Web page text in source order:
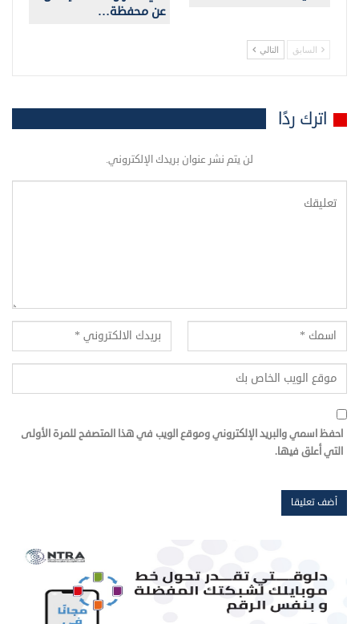
عن محفظة…
السابق التالي
اترك ردًا
لن يتم نشر عنوان بريدك الإلكتروني.
احفظ اسمي والبريد الإلكتروني وموقع الويب في هذا المتصفح للمرة الأولى
التي أعلق فيها.